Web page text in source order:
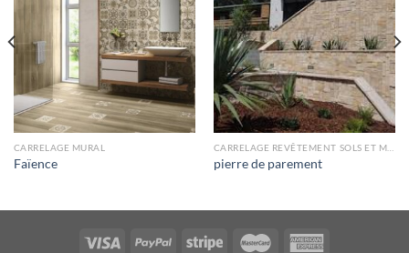
CARRELAGE MURAL
Faïence pierre de parement